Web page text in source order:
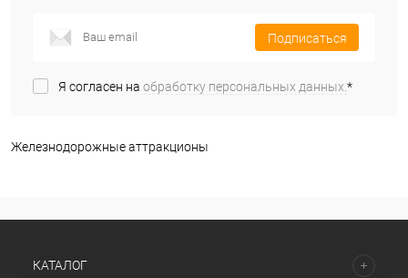
Подписаться
Я согласен на обработку персональных данных.*
Железнодорожные аттракционы
КАТАЛОГ